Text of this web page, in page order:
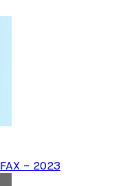
- 2023